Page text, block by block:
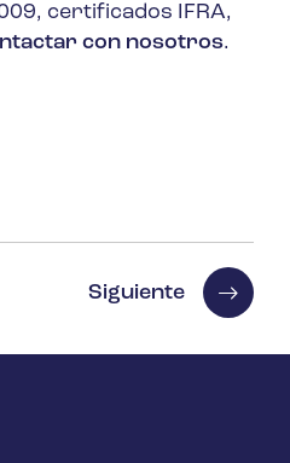
certificados IFRA,
con nosotros.
Siguiente